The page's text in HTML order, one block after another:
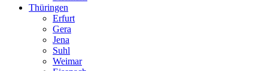
Thüringen
Erfurt
Gera
Jena
Suhl
Weimar